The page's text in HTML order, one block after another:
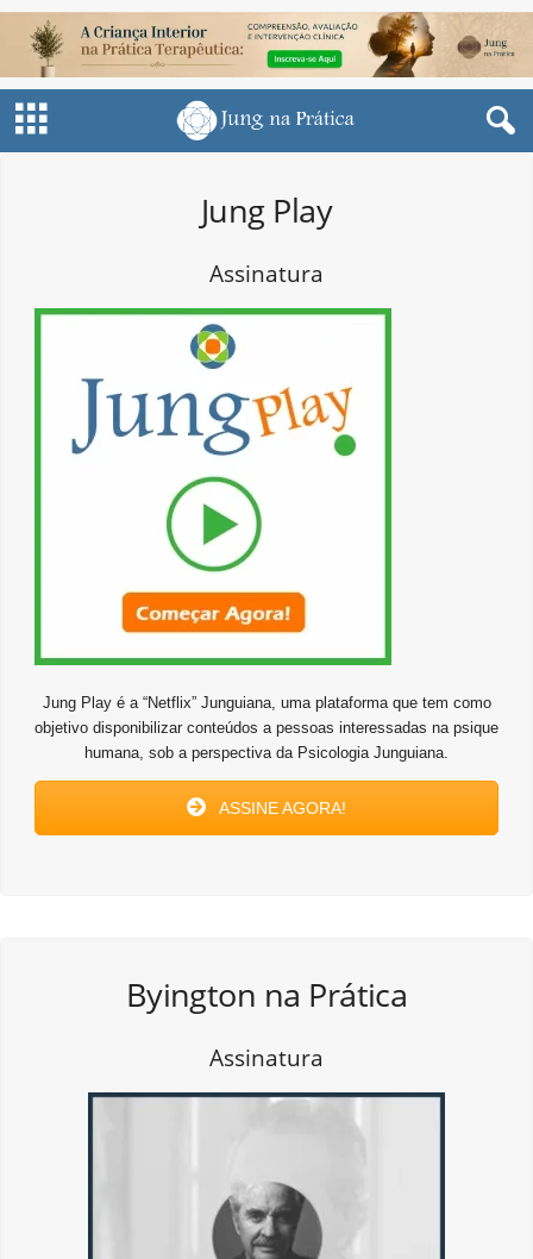
Jung Play
Assinatura
Jung Play é a “Netflix” Junguiana, uma plataforma que tem como
objetivo disponibilizar conteúdos a pessoas interessadas na psique
humana, sob a perspectiva da Psicologia Junguiana.
ASSINE AGORA!
Byington na Prática
Assinatura